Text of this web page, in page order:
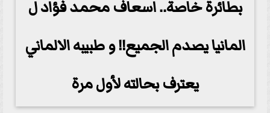
بطائرة خاصة.. اسعاف محمد فؤاد ل
المانيا يصدم الجميع!! و طبيبه الالماني
يعترف بحالته لأول مرة